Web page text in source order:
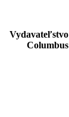
Vydavateľstvo
Columbus